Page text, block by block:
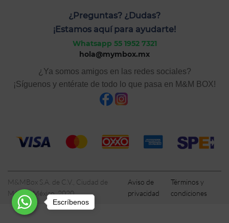
¿Preguntas? ¿Dudas?
¡Estamos aquí para ayudarte!
Whatsapp 55 1952 7321
hola@mymbox.mx
¿Ya somos amigos en las redes sociales?
¡Síguenos y entérate de todo lo que pasa en M&M BOX!
M&MBox S.A. de C.V., Ciudad de
México, México, 2020
Aviso de
privacidad
Términos y
condiciones
Escríbenos